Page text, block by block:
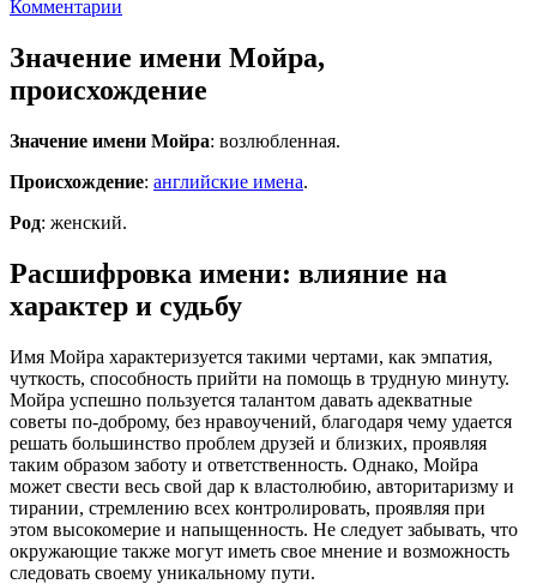
Комментарии
Значение имени Мойра,
происхождение
Значение имени Мойра: возлюбленная.
Происхождение: английские имена.
Род: женский.
Расшифровка имени: влияние на
характер и судьбу
Имя Мойра характеризуется такими чертами, как эмпатия,
чуткость, способность прийти на помощь в трудную минуту.
Мойра успешно пользуется талантом давать адекватные
советы по-доброму, без нравоучений, благодаря чему удается
решать большинство проблем друзей и близких, проявляя
таким образом заботу и ответственность. Однако, Мойра
может свести весь свой дар к властолюбию, авторитаризму и
тирании, стремлению всех контролировать, проявляя при
этом высокомерие и напыщенность. Не следует забывать, что
окружающие также могут иметь свое мнение и возможность
следовать своему уникальному пути.